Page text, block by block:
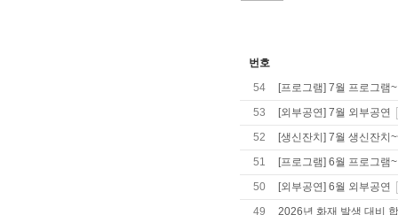
번호
54
[프로그램] 7월 프로그램~
53
[외부공연] 7월 외부공연
52
[생신잔치] 7월 생신잔치
51
[프로그램] 6월 프로그램~
50
[외부공연] 6월 외부공연
49
2026년 화재 발생 대비